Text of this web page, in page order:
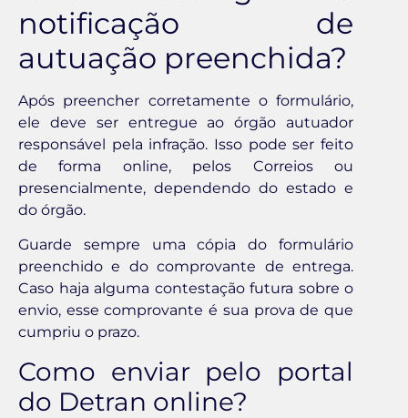
notificação de
autuação preenchida?
Após preencher corretamente o formulário,
ele deve ser entregue ao órgão autuador
responsável pela infração. Isso pode ser feito
de forma online, pelos Correios ou
presencialmente, dependendo do estado e
do órgão.
Guarde sempre uma cópia do formulário
preenchido e do comprovante de entrega.
Caso haja alguma contestação futura sobre o
envio, esse comprovante é sua prova de que
cumpriu o prazo.
Como enviar pelo portal
do Detran online?